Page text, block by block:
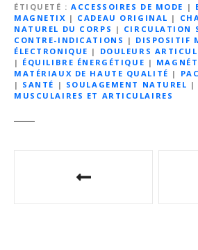
ÉTIQUETÉ
ACCESSOIRES DE MODE |
MAGNETIX | CADEAU ORIGINAL |
NATUREL DU CORPS | CIRCULATION
CONTRE-INDICATIONS | DISPOSITIF
ÉLECTRONIQUE | DOULEURS
| ÉQUILIBRE ÉNERGÉTIQUE |
MATÉRIAUX DE HAUTE QUALITÉ |
| SANTÉ | SOULAGEMENT NATUREL |
MUSCULAIRES ET ARTICULAIRES